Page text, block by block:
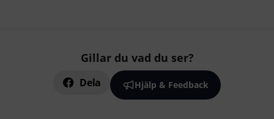
Gillar du vad du ser?
Dela Hjälp & Feedback